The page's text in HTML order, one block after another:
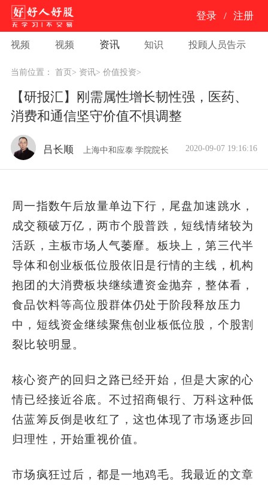
登录 / 注册
视频 视频 资讯 知识 投顾人员告示
当前位置： 首页> 资讯> 价值投资>
【研报汇】刚需属性增长韧性强，医药、
消费和通信坚守价值不惧调整
吕长顺 上海中和应泰 学院院长 2020-09-07 19:16:16
周一指数午后放量单边下行，尾盘加速跳水，
成交额破万亿，两市个股普跌，短线情绪较为
活跃，主板市场人气萎靡。板块上，第三代半
导体和创业板低位股依旧是行情的主线，机构
抱团的大消费板块继续遭资金抛弃，整体看，
食品饮料等高位股群体仍处于阶段释放压力
中，短线资金继续聚焦创业板低位股，个股割
裂比较明显。
核心资产的回归之路已经开始，但是大家的心
情已经接近谷底。不过招商银行、万科这种低
估蓝筹反倒是收红了，这也体现了市场逐步回
归理性，开始重视价值。
市场疯狂过后，都是一地鸡毛。我最近的文章